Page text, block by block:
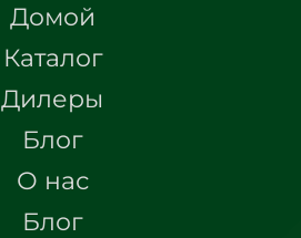
Домой
Каталог
Дилеры
Блог
О нас
Блог